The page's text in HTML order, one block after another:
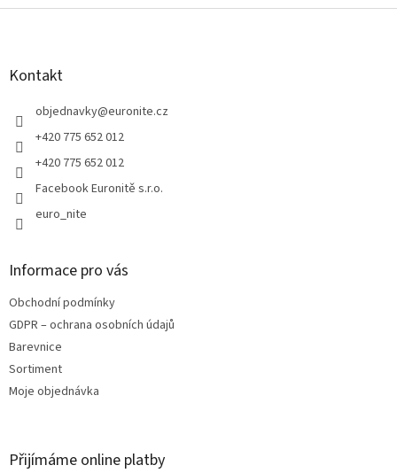
Z
Kontakt
objednavky@euronite.cz
+420 775 652 012
+420 775 652 012
Facebook Euronitě s.r.o.
euro_nite
Informace pro vás
Obchodní podmínky
GDPR – ochrana osobních údajů
Barevnice
Sortiment
Moje objednávka
Přijímáme online platby